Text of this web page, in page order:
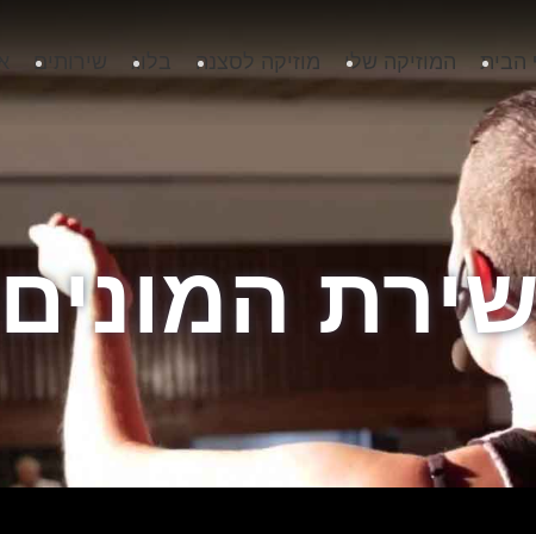
הבית המוזיקה שלי מוזיקה לסצנה בלוג שירותים
המונים